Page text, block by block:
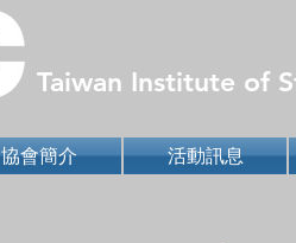
Taiwan Institute of
協會簡介 活動訊息